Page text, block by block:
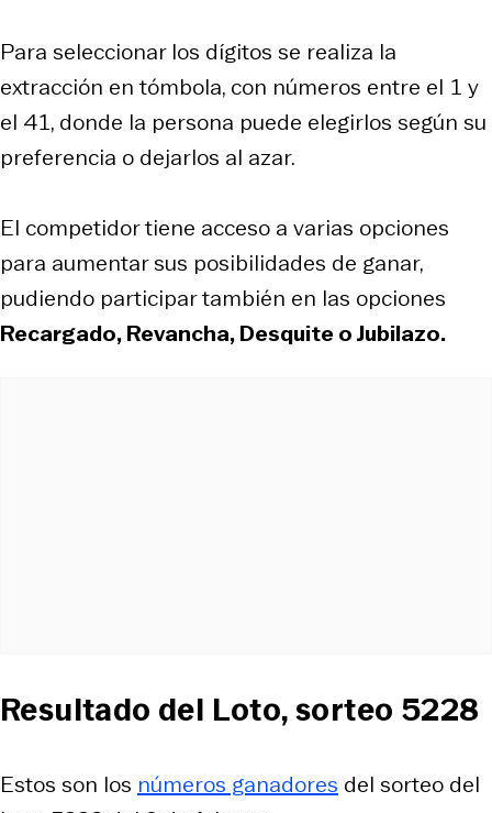
Para seleccionar los dígitos se realiza la
extracción en tómbola, con números entre el 1 y
el 41, donde la persona puede elegirlos según su
preferencia o dejarlos al azar.
El competidor tiene acceso a varias opciones
para aumentar sus posibilidades de ganar,
pudiendo participar también en las opciones
Recargado, Revancha, Desquite o Jubilazo.
Resultado del Loto, sorteo 5228
Estos son los números ganadores del sorteo del